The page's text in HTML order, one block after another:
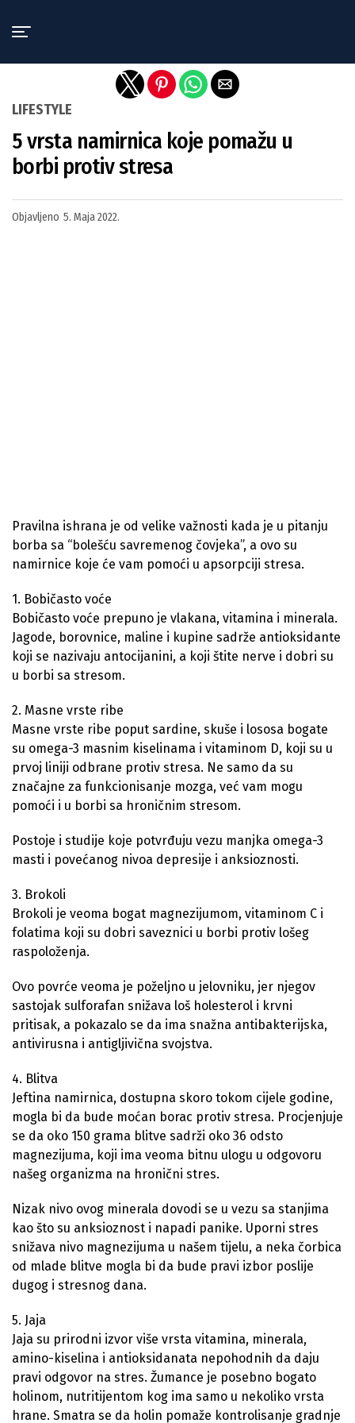
LIFESTYLE
5 vrsta namirnica koje pomažu u
borbi protiv stresa
Objavljeno 5. Maja 2022.
Pravilna ishrana je od velike važnosti kada je u pitanju
borba sa “bolešću savremenog čovjeka”, a ovo su
namirnice koje će vam pomoći u apsorpciji stresa.
1. Bobičasto voće
Bobičasto voće prepuno je vlakana, vitamina i minerala.
Jagode, borovnice, maline i kupine sadrže antioksidante
koji se nazivaju antocijanini, a koji štite nerve i dobri su
u borbi sa stresom.
2. Masne vrste ribe
Masne vrste ribe poput sardine, skuše i lososa bogate
su omega-3 masnim kiselinama i vitaminom D, koji su u
prvoj liniji odbrane protiv stresa. Ne samo da su
značajne za funkcionisanje mozga, već vam mogu
pomoći i u borbi sa hroničnim stresom.
Postoje i studije koje potvrđuju vezu manjka omega-3
masti i povećanog nivoa depresije i anksioznosti.
3. Brokoli
Brokoli je veoma bogat magnezijumom, vitaminom C i
folatima koji su dobri saveznici u borbi protiv lošeg
raspoloženja.
Ovo povrće veoma je poželjno u jelovniku, jer njegov
sastojak sulforafan snižava loš holesterol i krvni
pritisak, a pokazalo se da ima snažna antibakterijska,
antivirusna i antigljivična svojstva.
4. Blitva
Jeftina namirnica, dostupna skoro tokom cijele godine,
mogla bi da bude moćan borac protiv stresa. Procjenjuje
se da oko 150 grama blitve sadrži oko 36 odsto
magnezijuma, koji ima veoma bitnu ulogu u odgovoru
našeg organizma na hronični stres.
Nizak nivo ovog minerala dovodi se u vezu sa stanjima
kao što su anksioznost i napadi panike. Uporni stres
snižava nivo magnezijuma u našem tijelu, a neka čorbica
od mlade blitve mogla bi da bude pravi izbor poslije
dugog i stresnog dana.
5. Jaja
Jaja su prirodni izvor više vrsta vitamina, minerala,
amino-kiselina i antioksidanata nepohodnih da daju
pravi odgovor na stres. Žumance je posebno bogato
holinom, nutritijentom kog ima samo u nekoliko vrsta
hrane. Smatra se da holin pomaže kontrolisanje gradnje